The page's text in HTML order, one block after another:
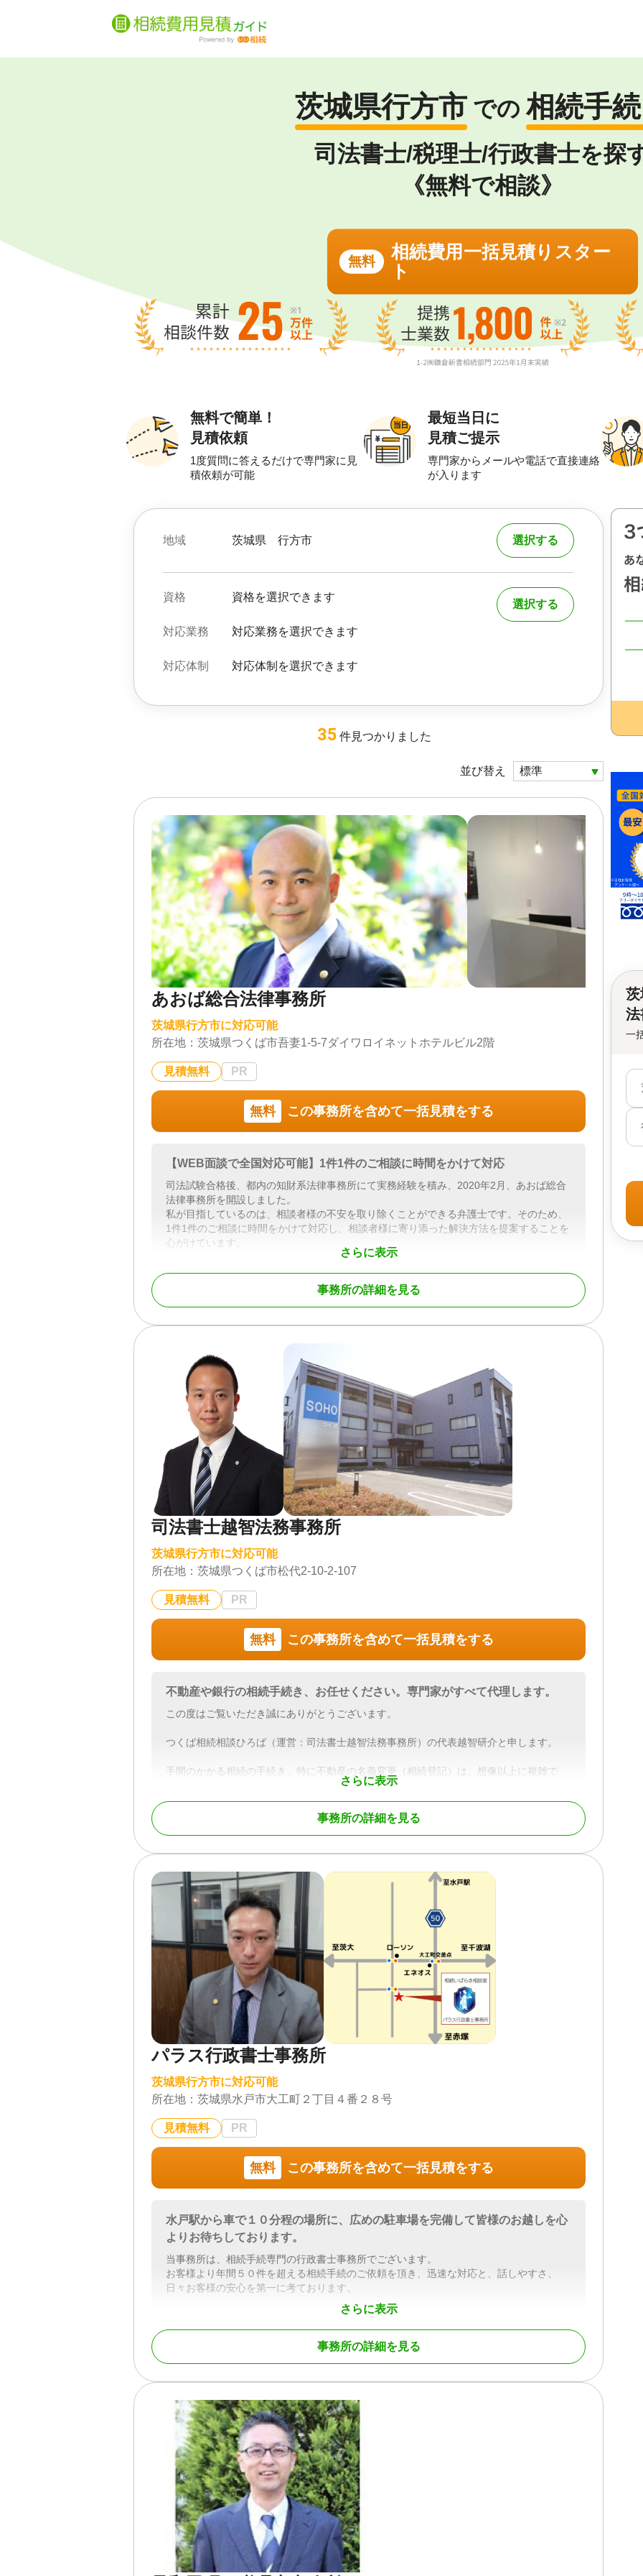
茨城県行方市 での 相続手
司法書士/税理士/行政書士を探
《無料で相談》
無料
相続費用一括見積りスター
ト
無料で簡単！
見積依頼
1度質問に答えるだけで専門家に見
積依頼が可能
最短当日に
見積ご提示
専門家からメールや電話で直接連絡
が入ります
地域 茨城県 行方市 選択する
資格 資格を選択できます
対応業務 対応業務を選択できます
対応体制 対応体制を選択できます
選択する
35 件見つかりました
並び替え
あおば総合法律事務所
茨城県行方市に対応可能
所在地： 茨城県つくば市吾妻1-5-7ダイワロイネットホテルビル2階
見積無料 PR
無料 この事務所を含めて一括見積をする
さらに表示
【WEB面談で全国対応可能】1件1件のご相談に時間をかけて対応
司法試験合格後、都内の知財系法律事務所にて実務経験を積み、2020年2月、あおば総合
法律事務所を開設しました。
私が目指しているのは、相談者様の不安を取り除くことができる弁護士です。そのため、
1件1件のご相談に時間をかけて対応し、相談者様に寄り添った解決方法を提案することを
心がけています。
対応業務
相続トラブル（弁護士相談）
対応体制
電話相談可 / 訪問可 / 土日相談可 / 初回相談無料 / 18時以降相談可 / オンライン
面談可 / 事務所面談可
事務所の詳細を見る
司法書士越智法務事務所
茨城県行方市に対応可能
所在地： 茨城県つくば市松代2-10-2-107
見積無料 PR
無料 この事務所を含めて一括見積をする
さらに表示
不動産や銀行の相続手続き、お任せください。専門家がすべて代理します。
この度はご覧いただき誠にありがとうございます。
つくば相続相談ひろば（運営：司法書士越智法務事務所）の代表越智研介と申します。
手間のかかる相続の手続き、特に不動産の名義変更（相続登記）は、想像以上に複雑で
「何から始めればいいのか分からない」とお困りではないでしょうか。
2024年4月1日より相続登記が義務化され、すべての相続人にとって避けられない手続き
つくば相続相談ひろば（運営：司法書士越智法務事務所）では、
不動産の相続登記だけでなく、預貯金などの遺産整理業務を含む相続手続き全般をワンス
トップでサポート。
相続税の申告が必要な場合は税理士と、相続人間の話し合いが難航した場合は弁護士と連
携し、お客様が複数の専門家を探し回る手間も省きます。
相続の専門家として司法書士が案内役となり、お客様を最適な解決へと導きます。
まずはお気軽にご相談ください。
対応地域
茨城県全域（相続登記は全国対応）
対応業務
遺言書 / 遺産分割 / 相続財産調査 / 相続登記 / 相続放棄 / 相続手続き / 銀行手続
き / 戸籍収集 / 相続人調査
対応体制
初回相談無料 / 18時以降相談可
事務所の詳細を見る
パラス行政書士事務所
茨城県行方市に対応可能
所在地： 茨城県水戸市大工町２丁目４番２８号
見積無料 PR
無料 この事務所を含めて一括見積をする
さらに表示
水戸駅から車で１０分程の場所に、広めの駐車場を完備して皆様のお越しを心
よりお待ちしております。
当事務所は、相続手続専門の行政書士事務所でございます。
お客様より年間５０件を超える相続手続のご依頼を頂き、迅速な対応と、話しやすさ、
日々お客様の安心を第一に考ております。
最愛の人を亡くされ、お通夜、葬儀、各種法要とお忙しいお時間を過ごされたかと思いま
す。身近な人が亡くなられた後の、手続きについての様々な申請は、ご遺族様に大きな負
担が生じることになります。このご負担を少しでも軽減すべく、お亡くなりになりました
うぞご利用ください。
対応地域
茨城県全域
対応業務
遺産分割 / 相続財産調査 / 相続手続き / 銀行手続き / 戸籍収集 / 相続人調査
対応体制
電話相談可 / 訪問可 / 女性スタッフ対応可 / 土日相談可 / 初回相談無料 / 18時以
降相談可 / 事務所面談可
事務所の詳細を見る
茨
法
一